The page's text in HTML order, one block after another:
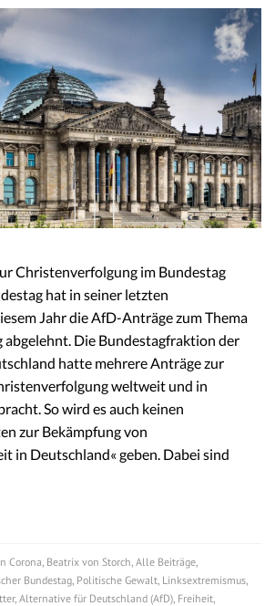
Christenverfolgung im Bundestag
hat in seiner letzten
Jahr die AfD-Anträge zum Thema
Die Bundestagfraktion der
hatte mehrere Anträge zur
weltweit und in
So wird es auch keinen
zur Bekämpfung von
in Deutschland« geben. Dabei sind
Corona Beatrix von Storch Alle Beiträge
Bundestag Politische Gewalt Linksextremismus
, Alternative für Deutschland (AfD) Freiheit